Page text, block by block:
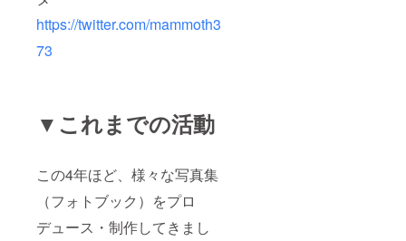
https://twitter.com/mammoth3
73
▼これまでの活動
この4年ほど、様々な写真集
（フォトブック）をプロ
デュース・制作してきまし